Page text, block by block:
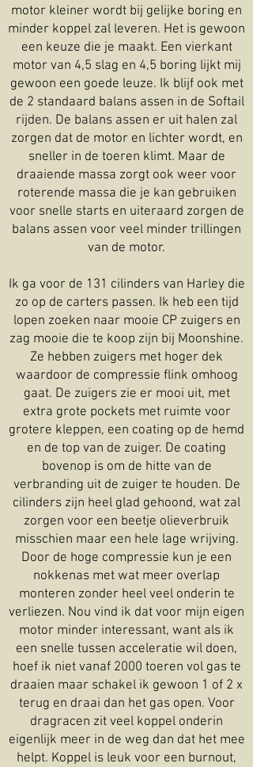
motor kleiner wordt bij gelijke boring en
minder koppel zal leveren. Het is gewoon
een keuze die je maakt. Een vierkant
motor van 4,5 slag en 4,5 boring lijkt mij
gewoon een goede leuze. Ik blijf ook met
de 2 standaard balans assen in de Softail
rijden. De balans assen er uit halen zal
zorgen dat de motor en lichter wordt, en
sneller in de toeren klimt. Maar de
draaiende massa zorgt ook weer voor
roterende massa die je kan gebruiken
voor snelle starts en uiteraard zorgen de
balans assen voor veel minder trillingen
van de motor.
Ik ga voor de 131 cilinders van Harley die
zo op de carters passen. Ik heb een tijd
lopen zoeken naar mooie CP zuigers en
zag mooie die te koop zijn bij Moonshine.
Ze hebben zuigers met hoger dek
waardoor de compressie flink omhoog
gaat. De zuigers zie er mooi uit, met
extra grote pockets met ruimte voor
grotere kleppen, een coating op de hemd
en de top van de zuiger. De coating
bovenop is om de hitte van de
verbranding uit de zuiger te houden. De
cilinders zijn heel glad gehoond, wat zal
zorgen voor een beetje olieverbruik
misschien maar een hele lage wrijving.
Door de hoge compressie kun je een
nokkenas met wat meer overlap
monteren zonder heel veel onderin te
verliezen. Nou vind ik dat voor mijn eigen
motor minder interessant, want als ik
een snelle tussen acceleratie wil doen,
hoef ik niet vanaf 2000 toeren vol gas te
draaien maar schakel ik gewoon 1 of 2 x
terug en draai dan het gas open. Voor
dragracen zit veel koppel onderin
eigenlijk meer in de weg dan dat het mee
helpt. Koppel is leuk voor een burnout,